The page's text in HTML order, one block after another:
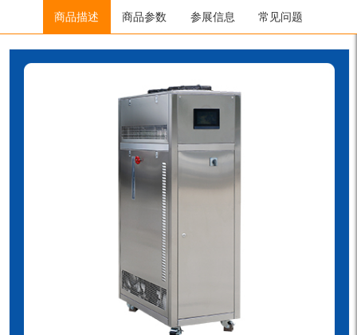
制冷加热控温系统/SUNDI系列/ SUNDI-2A200WV
商品描述 商品参数 参展信息 常见问题